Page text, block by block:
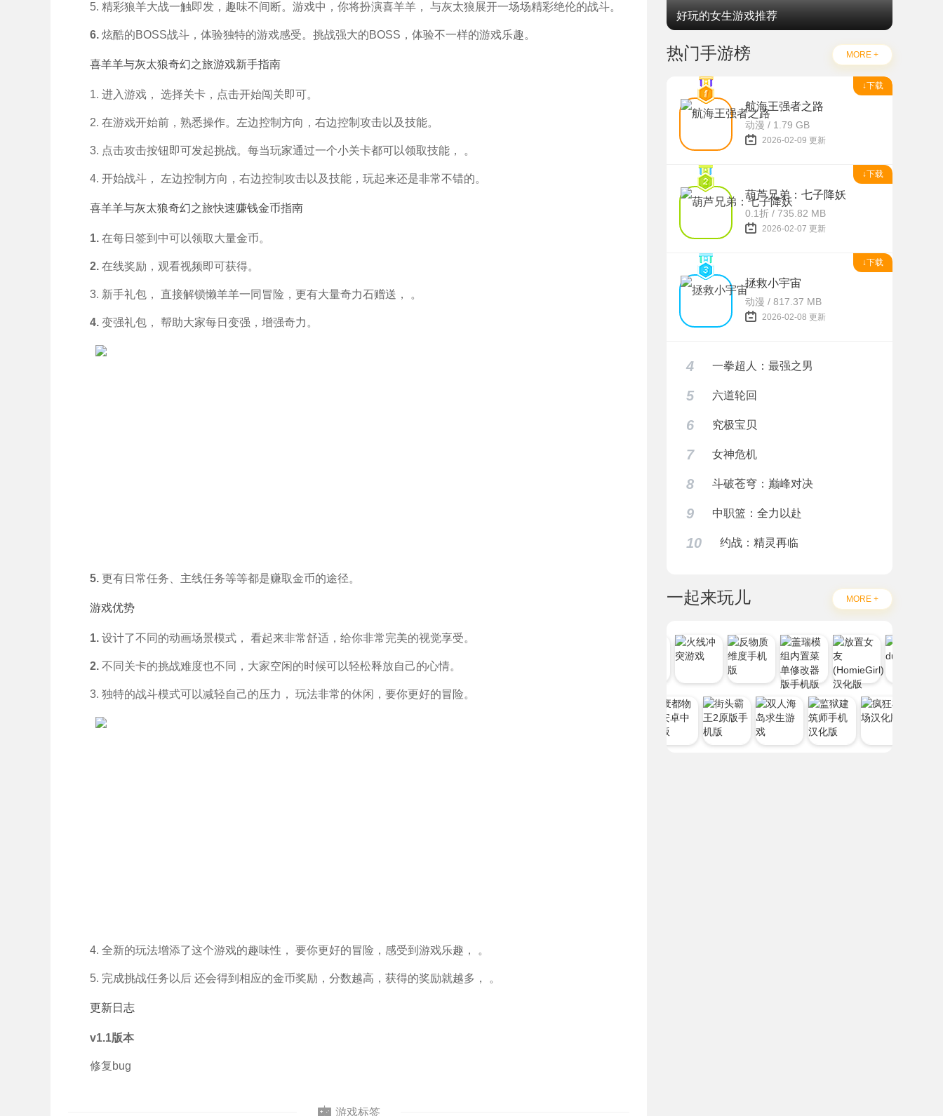
5. 精彩狼羊大战一触即发，趣味不间断。游戏中，你将扮演喜羊羊， 与灰太狼展开一场场精彩绝伦的战斗。
6. 炫酷的BOSS战斗，体验独特的游戏感受。挑战强大的BOSS，体验不一样的游戏乐趣。
喜羊羊与灰太狼奇幻之旅游戏新手指南
1. 进入游戏， 选择关卡，点击开始闯关即可。
2. 在游戏开始前，熟悉操作。左边控制方向，右边控制攻击以及技能。
3. 点击攻击按钮即可发起挑战。每当玩家通过一个小关卡都可以领取技能， 。
4. 开始战斗， 左边控制方向，右边控制攻击以及技能，玩起来还是非常不错的。
喜羊羊与灰太狼奇幻之旅快速赚钱金币指南
1. 在每日签到中可以领取大量金币。
2. 在线奖励，观看视频即可获得。
3. 新手礼包， 直接解锁懒羊羊一同冒险，更有大量奇力石赠送， 。
4. 变强礼包， 帮助大家每日变强，增强奇力。
5. 更有日常任务、主线任务等等都是赚取金币的途径。
游戏优势
1. 设计了不同的动画场景模式， 看起来非常舒适，给你非常完美的视觉享受。
2. 不同关卡的挑战难度也不同，大家空闲的时候可以轻松释放自己的心情。
3. 独特的战斗模式可以减轻自己的压力， 玩法非常的休闲，要你更好的冒险。
4. 全新的玩法增添了这个游戏的趣味性， 要你更好的冒险，感受到游戏乐趣， 。
5. 完成挑战任务以后 还会得到相应的金币奖励，分数越高，获得的奖励就越多， 。
更新日志
v1.1版本
修复bug
游戏标签
好玩的女生游戏推荐
热门手游榜 MORE +
↓下载
航海王强者之路
动漫 / 1.79 GB
2026-02-09 更新
↓下载
葫芦兄弟：七子降妖
0.1折 / 735.82 MB
2026-02-07 更新
↓下载
拯救小宇宙
动漫 / 817.37 MB
2026-02-08 更新
4 一拳超人：最强之男
5 六道轮回
6 究极宝贝
7 女神危机
8 斗破苍穹：巅峰对决
9 中职篮：全力以赴
10 约战：精灵再临
一起来玩儿 MORE +